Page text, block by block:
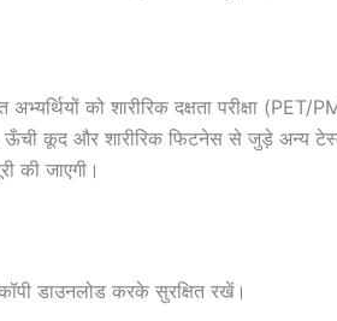
को शारीरिक दक्षता परीक्षा (PET/
ऊँची कूद और शारीरिक फिटनेस से जुड़े अन्य
की जाएगी।
डाउनलोड करके सुरक्षित रखें।